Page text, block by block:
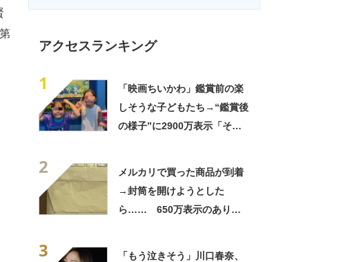
アクセスランキング
1
「映画ちいかわ」鑑賞前の楽
しそうな子どもたち→“鑑賞後
の様子”に2900万表示「そう
2
メルカリで買った商品が到着
→封筒を開けようとした
ら…… 650万表示のありえ
3
「もう泣きそう」川口春奈、